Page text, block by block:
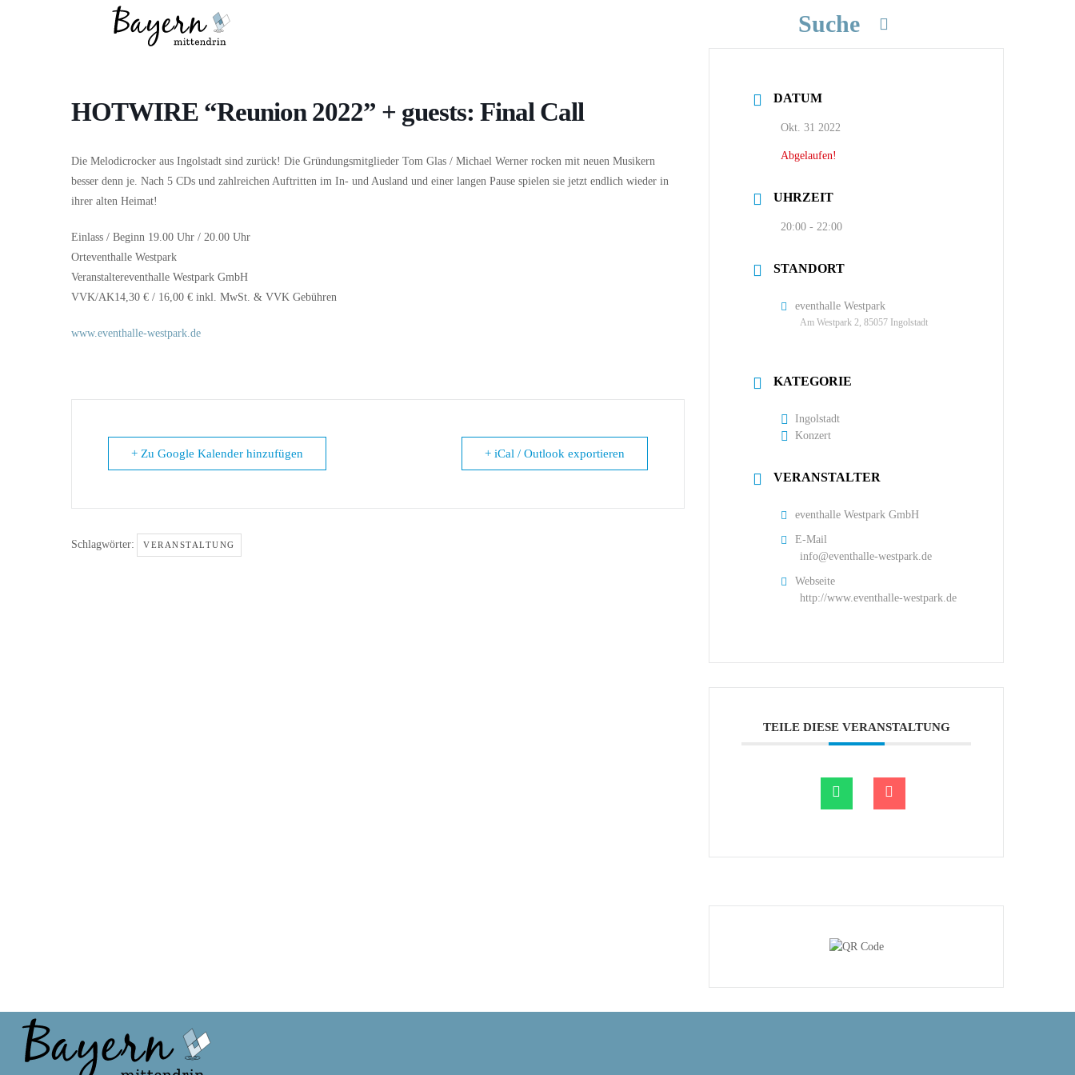
Suche
HOTWIRE “Reunion 2022” + guests: Final Call
Die Melodicrocker aus Ingolstadt sind zurück! Die Gründungsmitglieder Tom Glas / Michael Werner rocken mit neuen Musikern
besser denn je. Nach 5 CDs und zahlreichen Auftritten im In- und Ausland und einer langen Pause spielen sie jetzt endlich wieder in
ihrer alten Heimat!
Einlass / Beginn 19.00 Uhr / 20.00 Uhr
Orteventhalle Westpark
Veranstaltereventhalle Westpark GmbH
VVK/AK14,30 € / 16,00 € inkl. MwSt. & VVK Gebühren
www.eventhalle-westpark.de
+ Zu Google Kalender hinzufügen + iCal / Outlook exportieren
Schlagwörter: VERANSTALTUNG
DATUM
Okt. 31 2022
Abgelaufen!
UHRZEIT
20:00 - 22:00
STANDORT
eventhalle Westpark
Am Westpark 2, 85057 Ingolstadt
KATEGORIE
Ingolstadt
Konzert
VERANSTALTER
eventhalle Westpark GmbH
E-Mail
info@eventhalle-westpark.de
Webseite
http://www.eventhalle-westpark.de
TEILE DIESE VERANSTALTUNG